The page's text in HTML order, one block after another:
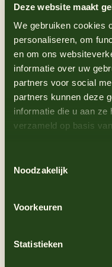
Deze website maakt
We gebruiken cookies
personaliseren, om
en om ons
informatie over uw
partners voor social
partners kunnen deze
informatie die u aan
verzameld op basis
Noodzakelijk
Voorkeuren
Statistieken
proeven. Als
Vet met overheerlijke
Vanaf de eerste dag
doorslaand succes.
De
Zeedijk
ingrediënten totdat
gevonden. Die valt
tongstrelende, zoet-
lekker!
alleen maar
kerrie mayonaise